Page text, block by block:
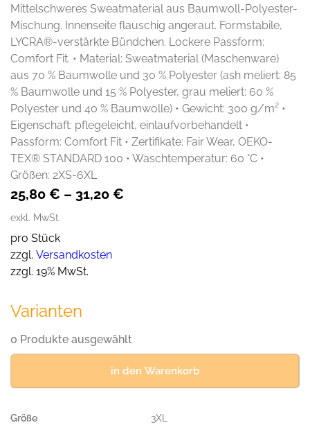
Mittelschweres Sweatmaterial aus Baumwoll-Polyester-
Mischung. Innenseite flauschig angeraut. Formstabile,
LYCRA®-verstärkte Bündchen. Lockere Passform:
Comfort Fit. • Material: Sweatmaterial (Maschenware)
aus 70 % Baumwolle und 30 % Polyester (ash meliert: 85
% Baumwolle und 15 % Polyester, grau meliert: 60 %
Polyester und 40 % Baumwolle) • Gewicht: 300 g/m² •
Eigenschaft: pflegeleicht, einlaufvorbehandelt •
Passform: Comfort Fit • Zertifikate: Fair Wear, OEKO-
TEX® STANDARD 100 • Waschtemperatur: 60 °C •
Größen: 2XS-6XL
25,80 € – 31,20 €
exkl. MwSt.
pro Stück
zzgl. Versandkosten
zzgl. 19% MwSt.
Varianten
0 Produkte ausgewählt
in den Warenkorb
3XL